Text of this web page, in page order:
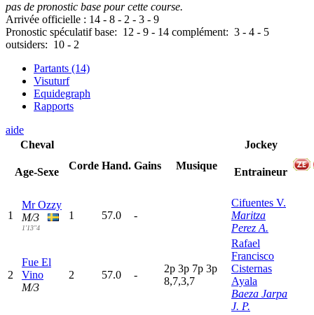
pas de pronostic base pour cette course.
Arrivée officielle : 14 - 8 - 2 - 3 - 9
Pronostic spéculatif base: 12 - 9 - 14 complément: 3 - 4 - 5
outsiders: 10 - 2
Partants (14)
Visuturf
Equidegraph
Rapports
aide
Cheval
Age-Sexe
Corde Hand. Gains Musique
Jockey
Entraineur
1
Mr Ozzy
M/3
1'13"4
1 57.0 -
Cifuentes V.
Maritza
Perez A.
2
Fue El
Vino
M/3
2 57.0 -
2p 3p 7p 3p
8,7,3,7
Rafael
Francisco
Cisternas
Ayala
Baeza Jarpa
J. P.